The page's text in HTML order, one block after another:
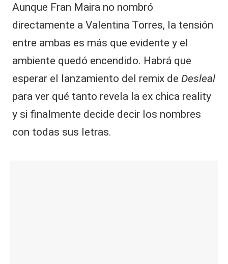
Aunque Fran Maira no nombró
directamente a Valentina Torres, la tensión
entre ambas es más que evidente y el
ambiente quedó encendido. Habrá que
esperar el lanzamiento del remix de Desleal
para ver qué tanto revela la ex chica reality
y si finalmente decide decir los nombres
con todas sus letras.